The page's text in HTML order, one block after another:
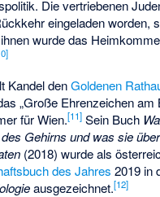
Die vertriebenen
eingeladen worden,
wurde das
]
Kandel denGoldenen
„Große Ehrenzeichen am
für Wien.[11] Sein Buch
Gehirns und was sie
(2018) wurde als
des Jahres 2019 in
ausgezeichnet.[12]